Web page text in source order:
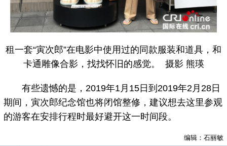
租一套“寅次郎”在电影中使用过的同款服装和道具，和
卡通雕像合影，找找怀旧的感觉。 摄影 熊瑛
有些遗憾的是，2019年1月15日到2019年2月28日
期间，寅次郎纪念馆也将闭馆整修，建议想去这里参观
的游客在安排行程时最好避开这一时间段。
编辑：石丽敏